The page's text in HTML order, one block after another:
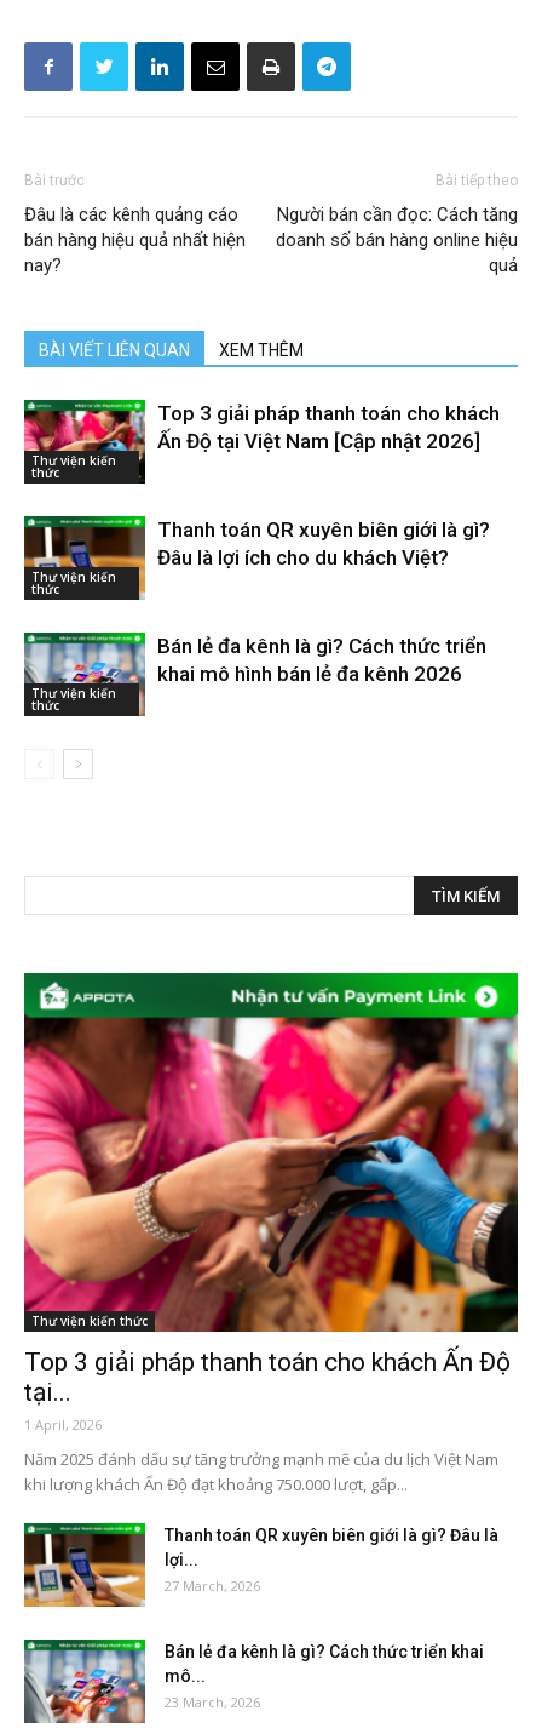
Bài trước
Đâu là các kênh quảng cáo
bán hàng hiệu quả nhất hiện
nay?
Bài tiếp theo
Người bán cần đọc: Cách tăng
doanh số bán hàng online hiệu
quả
BÀI VIẾT LIÊN QUAN XEM THÊM
Thư viện kiến
thức
Top 3 giải pháp thanh toán cho khách
Ấn Độ tại Việt Nam [Cập nhật 2026]
Thư viện kiến
thức
Thanh toán QR xuyên biên giới là gì?
Đâu là lợi ích cho du khách Việt?
Thư viện kiến
thức
Bán lẻ đa kênh là gì? Cách thức triển
khai mô hình bán lẻ đa kênh 2026
Thư viện kiến thức
Top 3 giải pháp thanh toán cho khách Ấn Độ
tại...
1 April, 2026
Năm 2025 đánh dấu sự tăng trưởng mạnh mẽ của du lịch Việt Nam
khi lượng khách Ấn Độ đạt khoảng 750.000 lượt, gấp...
Thanh toán QR xuyên biên giới là gì? Đâu là
lợi...
27 March, 2026
Bán lẻ đa kênh là gì? Cách thức triển khai
mô...
23 March, 2026